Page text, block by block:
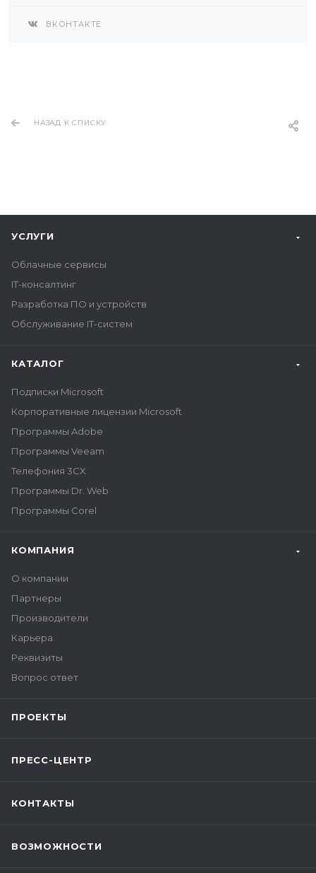
ВКОНТАКТЕ
НАЗАД К СПИСКУ
УСЛУГИ
Облачные сервисы
IT-консалтинг
Разработка ПО и устройств
Обслуживание IT-систем
КАТАЛОГ
Подписки Microsoft
Корпоративные лицензии Microsoft
Программы Adobe
Программы Veeam
Телефония 3CX
Программы Dr. Web
Программы Corel
КОМПАНИЯ
О компании
Партнеры
Производители
Карьера
Реквизиты
Вопрос ответ
ПРОЕКТЫ
ПРЕСС-ЦЕНТР
КОНТАКТЫ
ВОЗМОЖНОСТИ